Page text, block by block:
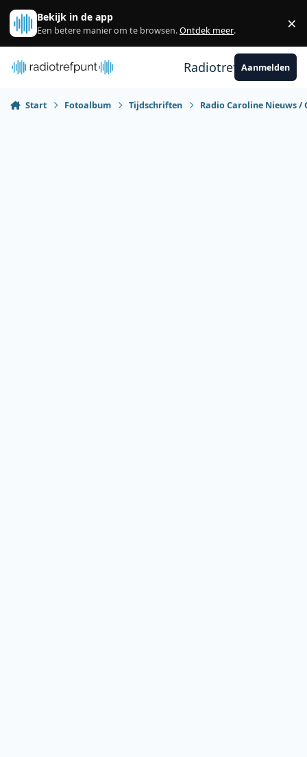
Spring naar bijdragen
Bekijk in de app
Een betere manier om te browsen.Ontdek meer. ×
RadiotrefpuntAanmelden
Start Fotoalbum Tijdschriften Radio Caroline Nieuws /